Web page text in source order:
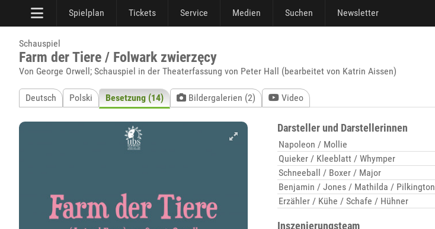
Spielplan Tickets Service Medien Suchen Newsletter
Schauspiel
Farm der Tiere / Folwark zwierzęcy
Von George Orwell; Schauspiel in der Theaterfassung von Peter Hall (bearbeitet von Katrin Aissen)
Deutsch Polski Besetzung (14) Bildergalerien (2) Video
Darsteller und Darstellerinnen
Napoleon / Mollie
Quieker / Kleeblatt / Whymper
Schneeball / Boxer / Major
Benjamin / Jones / Mathilda / Pilkington
Erzähler / Kühe / Schafe / Hühner
Inszenierungsteam